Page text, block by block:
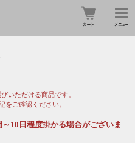
いただける商品です。
をご確認ください。
10日程度掛かる場合がございま